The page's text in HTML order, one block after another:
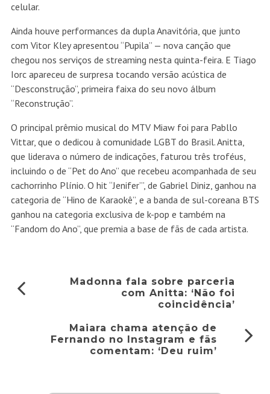
celular.
Ainda houve performances da dupla Anavitória, que junto
com Vitor Kley apresentou “Pupila” — nova canção que
chegou nos serviços de streaming nesta quinta-feira. E Tiago
Iorc apareceu de surpresa tocando versão acústica de
“Desconstrução”, primeira faixa do seu novo álbum
“Reconstrução”.
O principal prêmio musical do MTV Miaw foi para Pabllo
Vittar, que o dedicou à comunidade LGBT do Brasil. Anitta,
que liderava o número de indicações, faturou três troféus,
incluindo o de “Pet do Ano” que recebeu acompanhada de seu
cachorrinho Plínio. O hit “Jenifer”’, de Gabriel Diniz, ganhou na
categoria de “Hino de Karaokê”, e a banda de sul-coreana BTS
ganhou na categoria exclusiva de k-pop e também na
“Fandom do Ano”, que premia a base de fãs de cada artista.
Madonna fala sobre parceria
com Anitta: ‘Não foi
coincidência’
Maiara chama atenção de
Fernando no Instagram e fãs
comentam: ‘Deu ruim’